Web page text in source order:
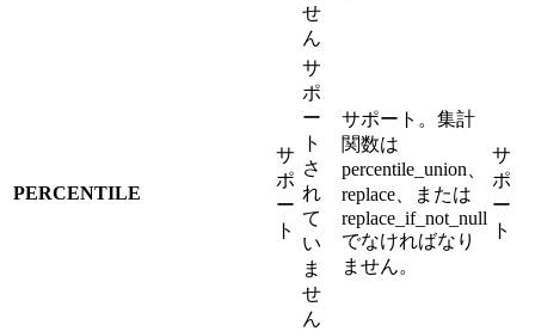
せ
ん
PERCENTILE
サ
ポ
ー
ト
サ
ポ
ー
ト
さ
れ
て
い
ま
せ
ん
サポート。集計
関数は
percentile_union、
replace、または
replace_if_not_null
でなければなり
ません。
サ
ポ
ー
ト